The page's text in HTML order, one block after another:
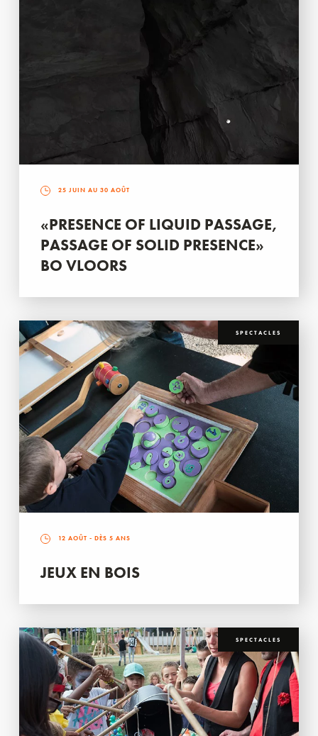
25 JUIN AU 30 AOÛT
«PRESENCE OF LIQUID PASSAGE,
PASSAGE OF SOLID PRESENCE»
BO VLOORS
SPECTACLES
12 AOÛT - DÈS 5 ANS
JEUX EN BOIS
SPECTACLES